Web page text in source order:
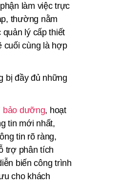
làm việc trực
thường nằm
lý cấp thiết
cuối cùng là hợp
bị đầy đủ những
bảo dưỡng, hoạt
tin mới nhất,
tin rõ ràng,
trợ phân tích
biến công trình
cho khách